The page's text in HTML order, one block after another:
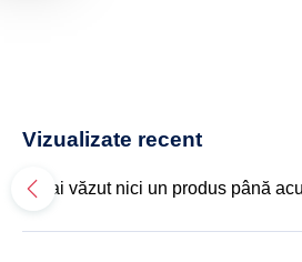
Vizualizate recent
Nu ai văzut nici un produs până